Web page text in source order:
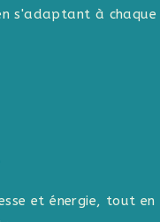
s'adaptant à chaque
et énergie, tout en